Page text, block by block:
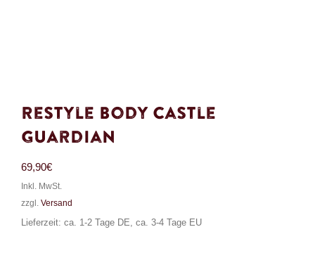
Restyle Body Castle
Guardian
69,90€
Inkl. MwSt.
zzgl. Versand
Lieferzeit: ca. 1-2 Tage DE, ca. 3-4 Tage EU